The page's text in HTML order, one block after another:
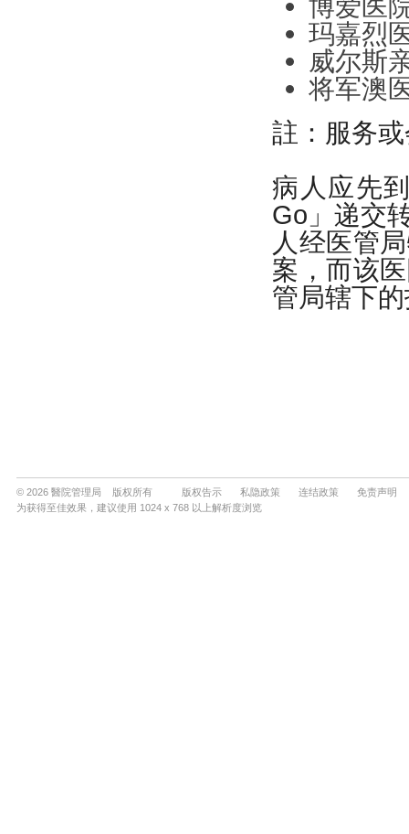
© 2026 醫院管理局 版权所有 版权告示 私隐政策 连结政策
免责声明
为获得至佳效果，建议使用 1024 x 768 以上解析度浏览